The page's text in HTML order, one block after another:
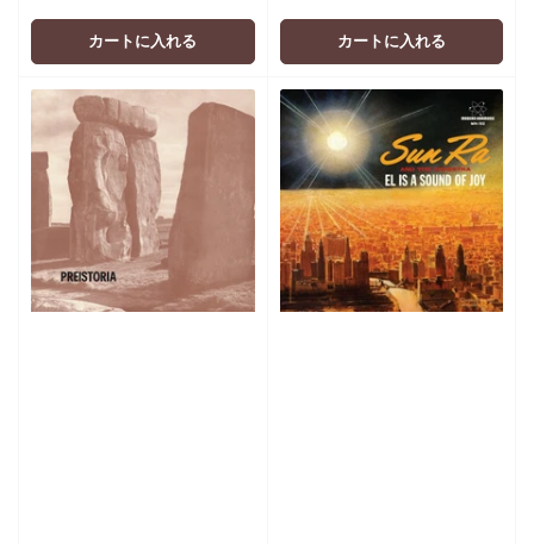
価
カートに入れる
価
カートに入れる